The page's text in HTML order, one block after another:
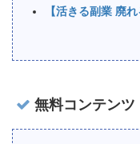
【活きる副業 廃
無料コンテンツ